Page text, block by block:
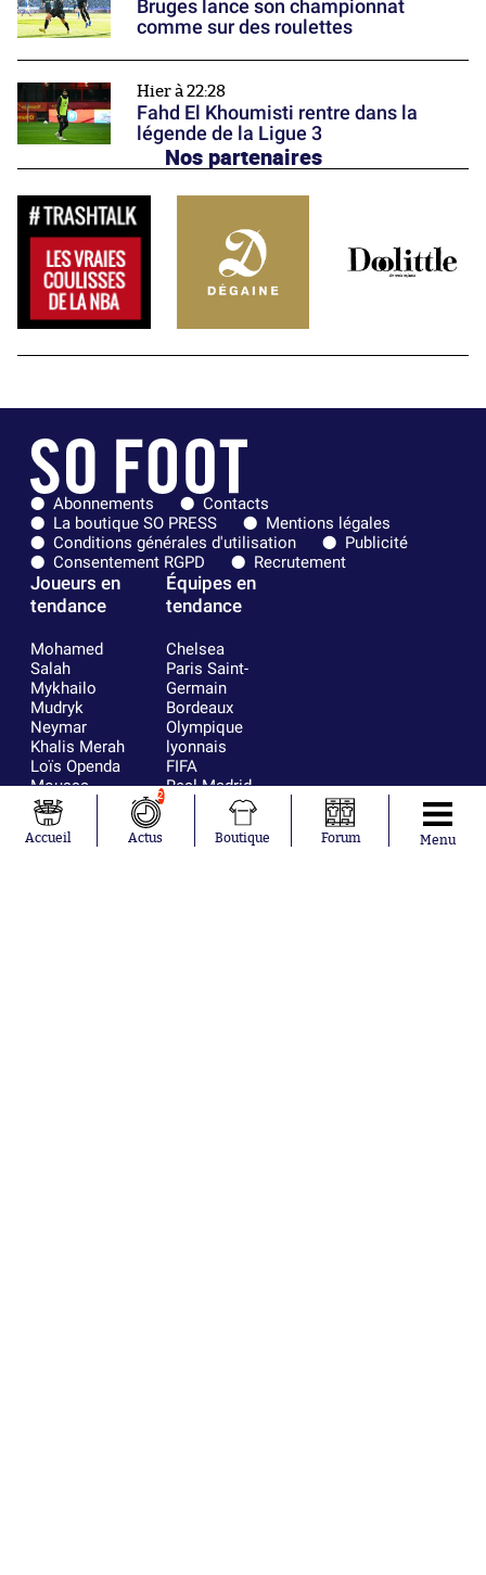
Bruges lance son championnat
comme sur des roulettes
Hier à 22:28
Fahd El Khoumisti rentre dans la
légende de la Ligue 3
Nos partenaires
Abonnements
Contacts
La boutique SO PRESS
Mentions légales
Conditions générales d'utilisation
Publicité
Consentement RGPD
Recrutement
Joueurs en
tendance
Mohamed
Salah
Mykhailo
Mudryk
Neymar
Khalis Merah
Loïs Openda
Moussa
Niakhaté
Nicolás
Tagliafico
Équipes en
tendance
Chelsea
Paris Saint-
Germain
Bordeaux
Olympique
lyonnais
FIFA
Real Madrid
RC Strasbourg
France
Accueil
2
Actus Boutique Forum Menu